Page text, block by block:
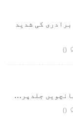
کی شدید
جلدپر…